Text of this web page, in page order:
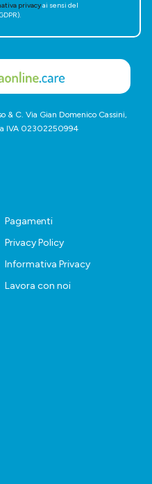
privacyai sensi del
& C. Via Gian Domenico Cassini,
IVA 02302250994
Pagamenti
Privacy Policy
Informativa Privacy
Lavora con noi